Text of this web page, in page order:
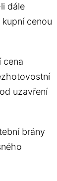
dále
cenou
cena
uzavření
brány